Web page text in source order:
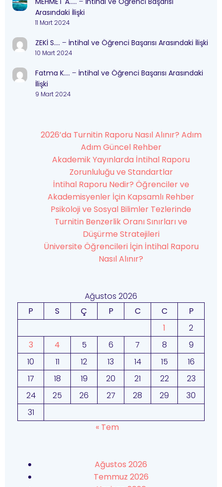
Arasındaki İlişki
11 Mart 2024
ZEKİ S…. – İntihal ve Öğrenci Başarısı Arasındaki İlişki
10 Mart 2024
Fatma K…. – İntihal ve Öğrenci Başarısı Arasındaki
İlişki
9 Mart 2024
2026’da Turnitin Raporu Nasıl Alınır? Adım
Adım Güncel Rehber
Akademik Yayınlarda İntihal Raporu
Zorunluluğu ve Standartlar
İntihal Raporu Nedir? Öğrenciler ve
Akademisyenler İçin Kapsamlı Rehber
Psikoloji ve Sosyal Bilimler Tezlerinde
Turnitin Benzerlik Oranı Sınırları ve
Düşürme Stratejileri
Üniversite Öğrencileri İçin İntihal Raporu
Nasıl Alınır?
Ağustos 2026
P
S Ç P C C
P
1
2
3
4 5 6 7 8
9
10
11 12 13 14 15
16
17
18 19 20 21 22
23
24
25 26 27 28 29
30
31
« Tem
Ağustos 2026
Temmuz 2026